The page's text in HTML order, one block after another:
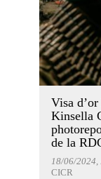
Visa
Kinsella
de la
18/06/2024,
CICR